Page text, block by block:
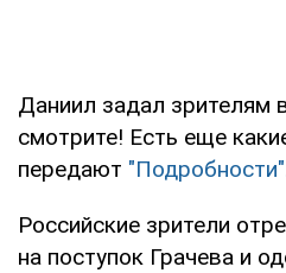
Даниил задал зрителям
смотрите! Есть еще
передают
Российские зрители
на поступок Грачева и